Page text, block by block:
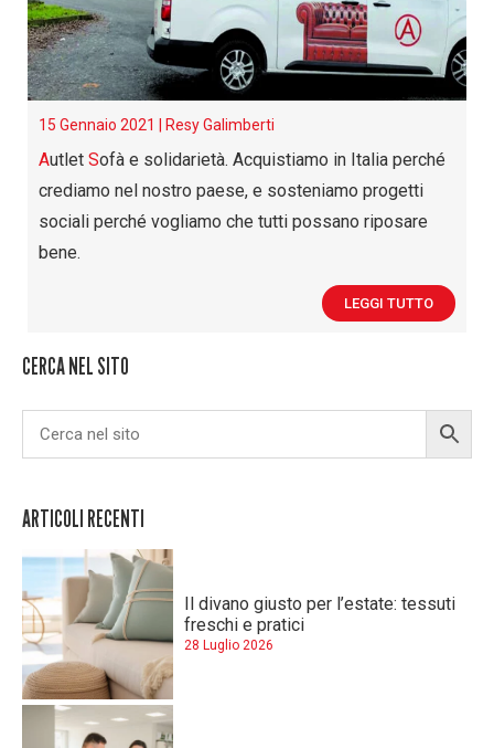
15 Gennaio 2021 | Resy Galimberti
Autlet Sofà e solidarietà. Acquistiamo in Italia perché
crediamo nel nostro paese, e sosteniamo progetti
sociali perché vogliamo che tutti possano riposare
bene.
LEGGI TUTTO
CERCA NEL SITO
ARTICOLI RECENTI
Il divano giusto per l’estate: tessuti
freschi e pratici
28 Luglio 2026